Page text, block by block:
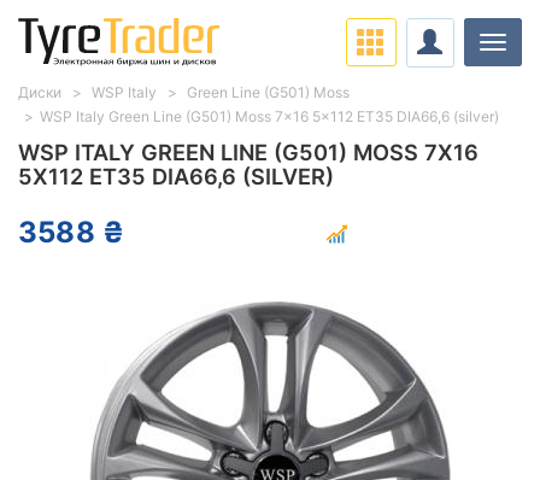
WSP ITALY GREEN LINE (G501) MOSS 7X16
5X112 ET35 DIA66,6 (SILVER)
3588 ₴
Диски WSP Italy
Green Line (G501) Moss
WSP Italy Green Line (G501) Moss 7x16 5x112 ET35 DIA66,6 (silver)